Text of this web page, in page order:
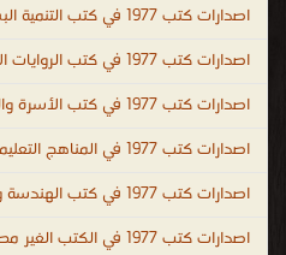
اصدارات كتب 1977 في كتب التنمية البشرية
اصدارات كتب 1977 في كتب الروايات الأجنبية والعالمية
اصدارات كتب 1977 في كتب الأسرة والتربية الطبخ والديكور
اصدارات كتب 1977 في المناهج التعليمية والكتب الدراسية
اصدارات كتب 1977 في كتب الهندسة والتكنولوجيا
اصدارات كتب 1977 في الكتب الغير مصنّفة